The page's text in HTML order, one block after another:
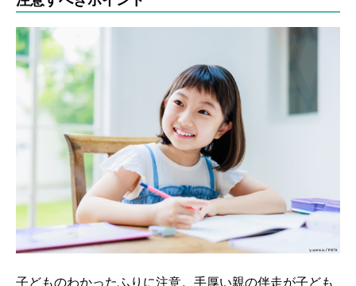
子どものわかったふりに注意。手厚い親の伴走が子ども